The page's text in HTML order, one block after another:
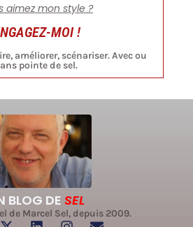
aimez mon style ?
MOI !
améliorer, scénariser. Avec ou
pointe de sel.
BLOG DE SEL
de Marcel Sel, depuis 2009.